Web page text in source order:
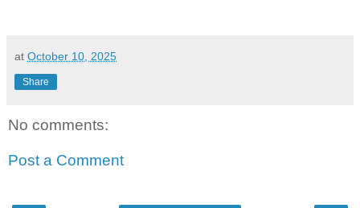
at October 10, 2025
Share
No comments:
Post a Comment